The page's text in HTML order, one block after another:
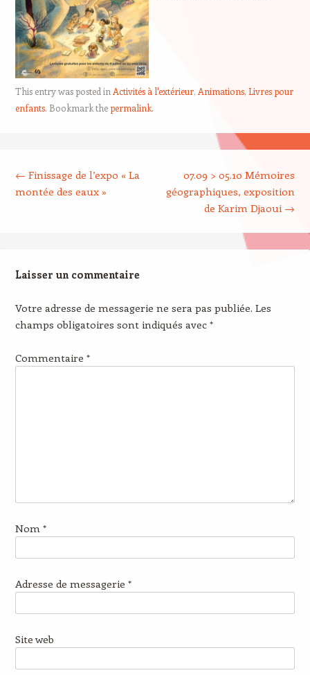
This entry was posted in Activités à l'extérieur, Animations, Livres pour
enfants. Bookmark thepermalink.
← Finissage de l’expo « La
montée des eaux »
07.09 > 05.10 Mémoires
géographiques, exposition
de Karim Djaoui →
Laisser un commentaire
Votre adresse de messagerie ne sera pas publiée. Les
champs obligatoires sont indiqués avec *
Commentaire *
Nom *
Adresse de messagerie *
Site web